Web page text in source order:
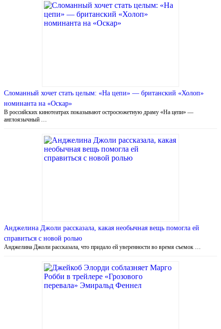
Сломанный хочет стать целым: «На цепи» — британский «Холоп»
номинанта на «Оскар»
В российских кинотеатрах показывают остросюжетную драму «На цепи» —
англоязычный …
Анджелина Джоли рассказала, какая необычная вещь помогла ей
справиться с новой ролью
Анджелина Джоли рассказала, что придало ей уверенности во время съемок …